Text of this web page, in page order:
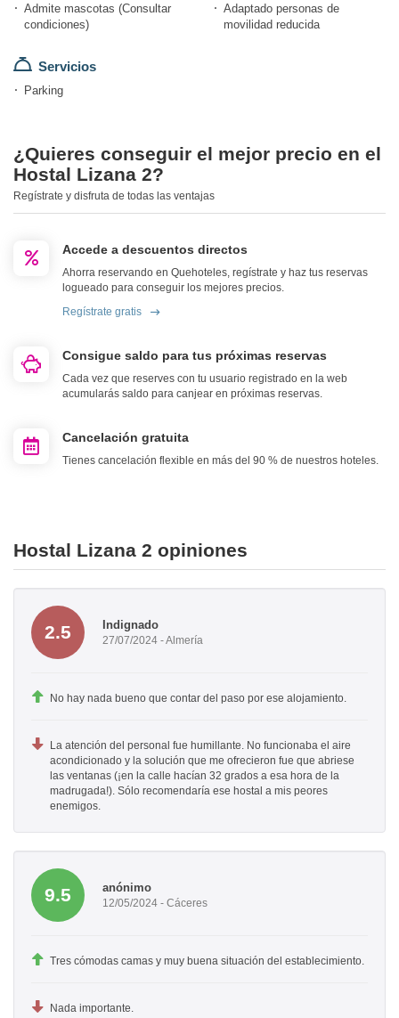
Admite mascotas (Consultar
condiciones)
Servicios
Parking
Adaptado personas de
movilidad reducida
¿Quieres conseguir el mejor precio en el
Hostal Lizana 2?
Regístrate y disfruta de todas las ventajas
Accede a descuentos directos
Ahorra reservando en Quehoteles, regístrate y haz tus reservas
logueado para conseguir los mejores precios.
Regístrate gratis
Consigue saldo para tus próximas reservas
Cada vez que reserves con tu usuario registrado en la web
acumularás saldo para canjear en próximas reservas.
Cancelación gratuita
Tienes cancelación flexible en más del 90 % de nuestros hoteles.
Hostal Lizana 2 opiniones
2.5 Indignado
27/07/2024 - Almería
No hay nada bueno que contar del paso por ese alojamiento.
La atención del personal fue humillante. No funcionaba el aire
acondicionado y la solución que me ofrecieron fue que abriese
las ventanas (¡en la calle hacían 32 grados a esa hora de la
madrugada!). Sólo recomendaría ese hostal a mis peores
enemigos.
9.5 anónimo
12/05/2024 - Cáceres
Tres cómodas camas y muy buena situación del establecimiento.
Nada importante.